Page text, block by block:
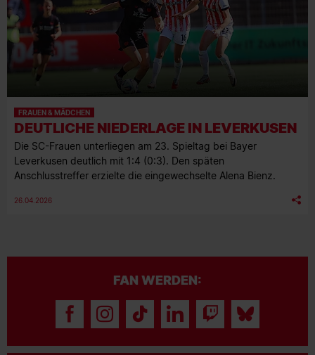
FRAUEN & MÄDCHEN
DEUTLICHE NIEDERLAGE IN LEVERKUSEN
Die SC-Frauen unterliegen am 23. Spieltag bei Bayer
Leverkusen deutlich mit 1:4 (0:3). Den späten
Anschlusstreffer erzielte die eingewechselte Alena Bienz.
FAN WERDEN:
MITGLIED WERDEN
ZUR ANMELDUNG